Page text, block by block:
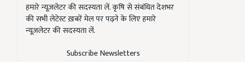
हमारे न्यूज़लेटर की सदस्यता लें. कृषि से संबंधित देशभर
की सभी लेटेस्ट ख़बरें मेल पर पढ़ने के लिए हमारे
न्यूज़लेटर की सदस्यता लें.
Subscribe Newsletters